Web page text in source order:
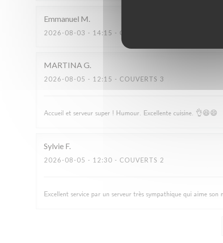
Emmanuel M
2026-08-03 - 14:15 - COUVERTS 2
MARTINA G
2026-08-05 - 12:15 - COUVERTS 3
Accueil et serveur super ! Humour. Excellente cuisine. 👌😆😄
Sylvie F
2026-08-05 - 12:30 - COUVERTS 2
Excellent service par un serveur très sympathique qui aime